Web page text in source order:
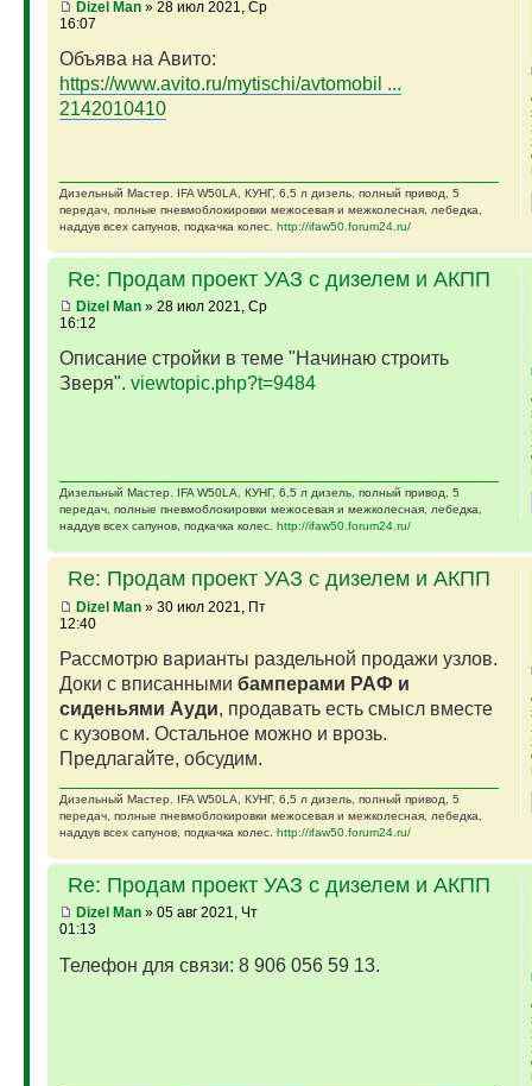
Dizel Man» 28 июл 2021, Ср
16:07
Объява на Авито:
https://www.avito.ru/mytischi/avtomobil ...
2142010410
Дизельный Мастер. IFA W50LA, КУНГ, 6,5 л дизель, полный привод, 5
передач, полные пневмоблокировки межосевая и межколесная, лебедка,
наддув всех сапунов, подкачка колес. http://ifaw50.forum24.ru/
Re: Продам проект УАЗ с дизелем и АКПП
Dizel Man» 28 июл 2021, Ср
16:12
Описание стройки в теме "Начинаю строить
Зверя". viewtopic.php?t=9484
Дизельный Мастер. IFA W50LA, КУНГ, 6,5 л дизель, полный привод, 5
передач, полные пневмоблокировки межосевая и межколесная, лебедка,
наддув всех сапунов, подкачка колес. http://ifaw50.forum24.ru/
Re: Продам проект УАЗ с дизелем и АКПП
Dizel Man» 30 июл 2021, Пт
12:40
Рассмотрю варианты раздельной продажи узлов.
Доки с вписанными бамперами РАФ и
сиденьями Ауди, продавать есть смысл вместе
с кузовом. Остальное можно и врозь.
Предлагайте, обсудим.
Дизельный Мастер. IFA W50LA, КУНГ, 6,5 л дизель, полный привод, 5
передач, полные пневмоблокировки межосевая и межколесная, лебедка,
наддув всех сапунов, подкачка колес. http://ifaw50.forum24.ru/
Re: Продам проект УАЗ с дизелем и АКПП
Dizel Man» 05 авг 2021, Чт
01:13
Телефон для связи: 8 906 056 59 13.